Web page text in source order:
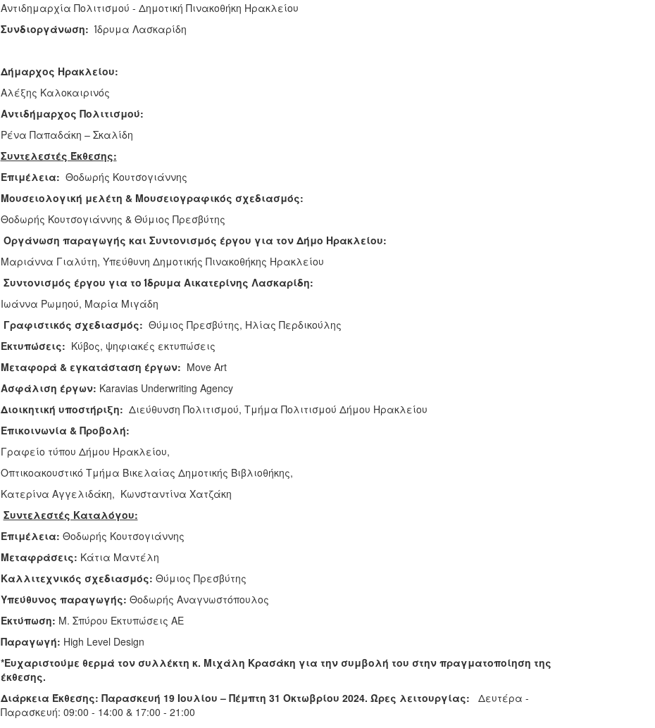
Αντιδημαρχία Πολιτισμού - Δημοτική Πινακοθήκη Ηρακλείου
Συνδιοργάνωση: Ίδρυμα Λασκαρίδη
Δήμαρχος Ηρακλείου:
Αλέξης Καλοκαιρινός
Αντιδήμαρχος Πολιτισμού:
Ρένα Παπαδάκη – Σκαλίδη
Συντελεστές Έκθεσης:
Επιμέλεια: Θοδωρής Κουτσογιάννης
Μουσειολογική μελέτη & Μουσειογραφικός σχεδιασμός:
Θοδωρής Κουτσογιάννης & Θύμιος Πρεσβύτης
Οργάνωση παραγωγής και Συντονισμός έργου για τον Δήμο Ηρακλείου:
Μαριάννα Γιαλύτη, Υπεύθυνη Δημοτικής Πινακοθήκης Ηρακλείου
Συντονισμός έργου για το Ίδρυμα Αικατερίνης Λασκαρίδη:
Ιωάννα Ρωμηού, Μαρία Μιγάδη
Γραφιστικός σχεδιασμός: Θύμιος Πρεσβύτης, Hλίας Περδικούλης
Εκτυπώσεις: Κύβος, ψηφιακές εκτυπώσεις
Μεταφορά & εγκατάσταση έργων: Move Art
Ασφάλιση έργων: Karavias Underwriting Agency
Διοικητική υποστήριξη: Διεύθυνση Πολιτισμού, Τμήμα Πολιτισμού Δήμου Ηρακλείου
Επικοινωνία & Προβολή:
Γραφείο τύπου Δήμου Ηρακλείου,
Οπτικοακουστικό Τμήμα Βικελαίας Δημοτικής Βιβλιοθήκης,
Κατερίνα Αγγελιδάκη, Κωνσταντίνα Χατζάκη
Συντελεστές Καταλόγου:
Επιμέλεια: Θοδωρής Κουτσογιάννης
Μεταφράσεις: Κάτια Μαντέλη
Καλλιτεχνικός σχεδιασμός: Θύμιος Πρεσβύτης
Υπεύθυνος παραγωγής: Θοδωρής Αναγνωστόπουλος
Εκτύπωση: Μ. Σπύρου Εκτυπώσεις ΑΕ
Παραγωγή: High Level Design
*Ευχαριστούμε θερμά τον συλλέκτη κ. Μιχάλη Κρασάκη για την συμβολή του στην πραγματοποίηση της
έκθεσης.
Διάρκεια Έκθεσης: Παρασκευή 19 Ιουλίου – Πέμπτη 31 Οκτωβρίου 2024. Ώρες λειτουργίας: Δευτέρα -
Παρασκευή: 09:00 - 14:00 & 17:00 - 21:00